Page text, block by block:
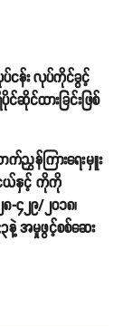
ငန်း လုပ်ကိုင်ခွင့်
င်ထားခြင်းဖြစ်
က်ညွှန်ကြားရေးမှူး
ငယ်နှင့် ကိုကို
၄၂၉/၂၀၁၈၊
၃နဲ့ အမှုဖွင့်စစ်ဆေး